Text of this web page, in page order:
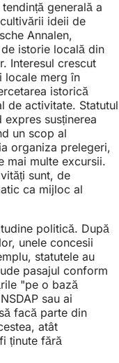
generală a
ideii de
Annalen,
istorie locală din
Interesul crescut
locale merg în
istorică
de activitate. Statutul
susținerea
un scop al
organiza prelegeri,
mai multe excursii.
sunt, de
ca mijloc al
politică. După
unele concesii
statutele au
pasajul conform
"pe o bază
sau ai
facă parte din
atât
ținute fără